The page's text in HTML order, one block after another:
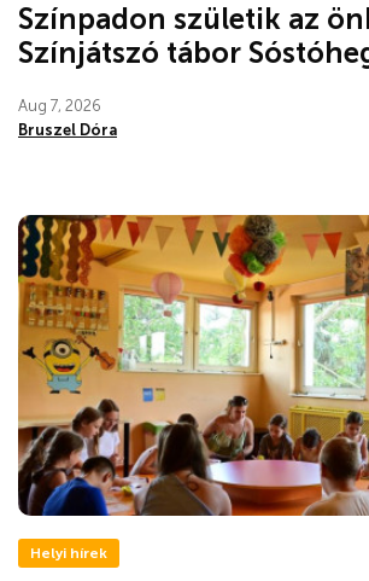
Színpadon születik az
Színjátszó tábor
Aug 7, 2026
Bruszel Dóra
Helyi hírek